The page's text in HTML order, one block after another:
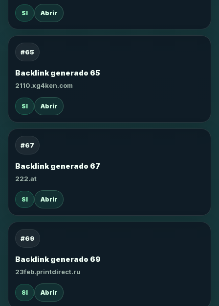
SI Abrir
#65
Backlink generado 65
2110.xg4ken.com
SI Abrir
#67
Backlink generado 67
222.at
SI Abrir
#69
Backlink generado 69
23feb.printdirect.ru
SI Abrir